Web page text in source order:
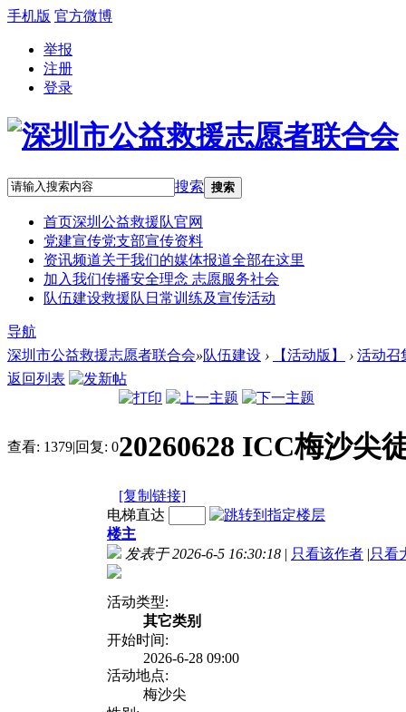
手机版 官方微博
举报
注册
登录
搜索 搜索
首页深圳公益救援队官网
党建宣传党支部宣传资料
资讯频道关于我们的媒体报道全部在这里
加入我们传播安全理念 志愿服务社会
队伍建设救援队日常训练及宣传活动
导航
深圳市公益救援志愿者联合会»队伍建设 › 【活动版】 › 活动召
返回列表
查看: 1379|回复: 020260628 ICC梅沙尖
[复制链接]
电梯直达
楼主
发表于 2026-6-5 16:30:18 | 只看该作者 |只看
活动类型:
其它类别
开始时间:
2026-6-28 09:00
活动地点:
梅沙尖